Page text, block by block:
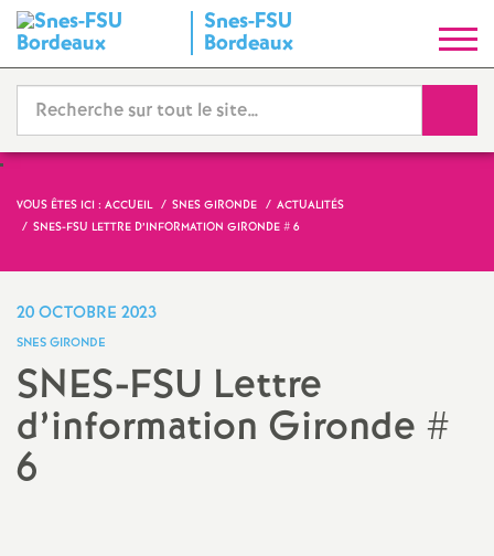
Snes-FSU
Bordeaux
y
n
i
t
VOUS ÊTES ICI : ACCUEIL SNES GIRONDE
ACTUALITÉS
SNES-FSU LETTRE D’INFORMATION GIRONDE # 6
20 OCTOBRE 2023
SNES GIRONDE
SNES-FSU Lettre
d’information Gironde #
6